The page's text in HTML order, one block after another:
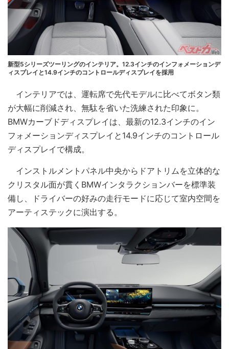
新型5シリーズツーリングのインテリア。12.3インチのインフォメーションデ
ィスプレイと14.9インチのコントロールディスプレイを採用
インテリアでは、運転席で先代モデルに比べてボタン類
が大幅に削減され、無駄を省いた洗練された印象に。
BMWカーブドディスプレイは、最新の12.3インチのイン
フォメーションディスプレイと14.9インチのコントロール
ディスプレイで構成。
インストルメントパネル中央からドアトリムを立体的な
クリスタル面が貫くBMWインタラクションバーを標準装
備し、ドライバーの好みの走行モードに応じて室内空間を
アーティステックに演出する。